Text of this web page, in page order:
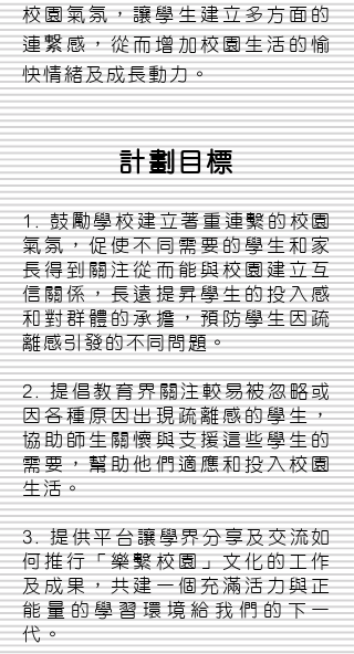
校園氣氛，讓學生建立多方面的
連繋感，從而增加校園生活的愉
快情緒及成長動力。
計劃目標
1. 鼓勵學校建立著重連繫的校園
氣氛，促使不同需要的學生和家
長得到關注從而能與校園建立互
信關係，長遠提昇學生的投入感
和對群體的承擔，預防學生因疏
離感引發的不同問題。​
2. 提倡教育界關注較易被忽略或
因各種原因出現疏離感的學生，
協助師生關懷與支援這些學生的
需要，幫助他們適應和投入校園
生活。
3. 提供平台讓學界分享及交流如
何推行「樂繫校園」文化的工作
及成果，共建一個充滿活力與正
能量的學習環境給我們的下一
代。